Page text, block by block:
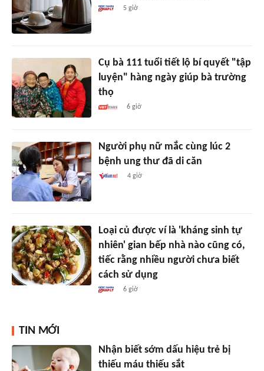
5 giờ
Cụ bà 111 tuổi tiết lộ bí quyết "tập
luyện" hàng ngày giúp bà trường
thọ
6 giờ
Người phụ nữ mắc cùng lúc 2
bệnh ung thư đã di căn
4 giờ
Loại củ được ví là 'kháng sinh tự
nhiên' gian bếp nhà nào cũng có,
tiếc rằng nhiều người chưa biết
cách sử dụng
6 giờ
TIN MỚI
Nhận biết sớm dấu hiệu trẻ bị
thiếu máu thiếu sắt